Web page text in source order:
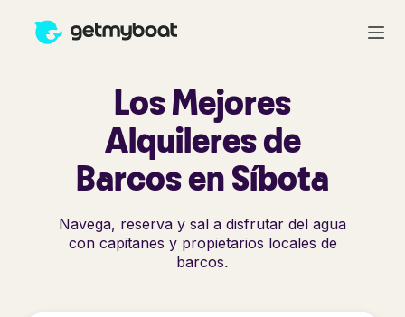
Los Mejores
Alquileres de
Barcos en Síbota
Navega, reserva y sal a disfrutar del agua
con capitanes y propietarios locales de
barcos.